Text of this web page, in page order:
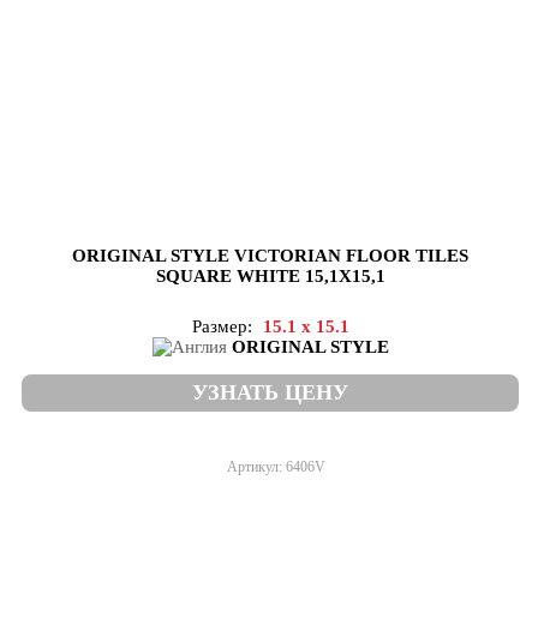
ORIGINAL STYLE VICTORIAN FLOOR TILES
SQUARE WHITE 15,1X15,1
Размер:
15.1 x 15.1
ORIGINAL STYLE
УЗНАТЬ ЦЕНУ
Артикул: 6406V